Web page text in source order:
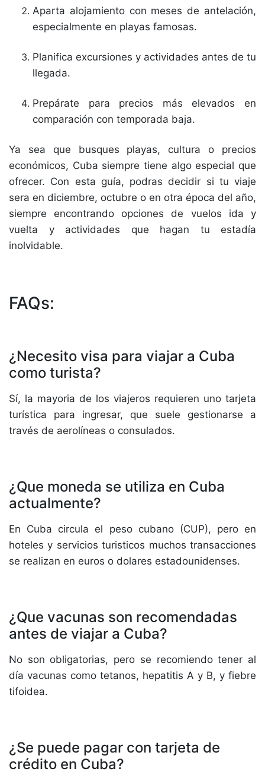
Aparta alojamiento con meses de antelación,
especialmente en playas famosas.
Planifica excursiones y actividades antes de tu
llegada.
Prepárate para precios más elevados en
comparación con temporada baja.
Ya sea que busques playas, cultura o precios
económicos, Cuba siempre tiene algo especial que
ofrecer. Con esta guía, podras decidir si tu viaje
sera en diciembre, octubre o en otra época del año,
siempre encontrando opciones de vuelos ida y
vuelta y actividades que hagan tu estadía
inolvidable.
FAQs:
¿Necesito visa para viajar a Cuba
como turista?
Sí, la mayoria de los viajeros requieren uno tarjeta
turística para ingresar, que suele gestionarse a
través de aerolíneas o consulados.
¿Que moneda se utiliza en Cuba
actualmente?
En Cuba circula el peso cubano (CUP), pero en
hoteles y servicios turisticos muchos transacciones
se realizan en euros o dolares estadounidenses.
¿Que vacunas son recomendadas
antes de viajar a Cuba?
No son obligatorias, pero se recomiendo tener al
día vacunas como tetanos, hepatitis A y B, y fiebre
tifoidea.
¿Se puede pagar con tarjeta de
crédito en Cuba?